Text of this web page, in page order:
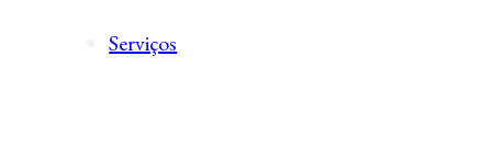
Serviços